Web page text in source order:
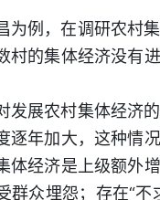
为例，在调研农村
村的集体经济没有
发展农村集体经
逐年加大，这种情
体经济是上级额外
群众埋怨；存在“